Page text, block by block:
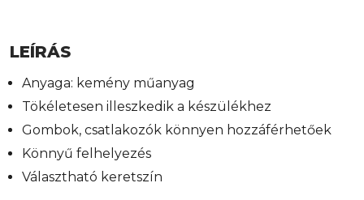
LEÍRÁS
Anyaga: kemény műanyag
Tökéletesen illeszkedik a készülékhez
Gombok, csatlakozók könnyen hozzáférhetőek
Könnyű felhelyezés
Választható keretszín